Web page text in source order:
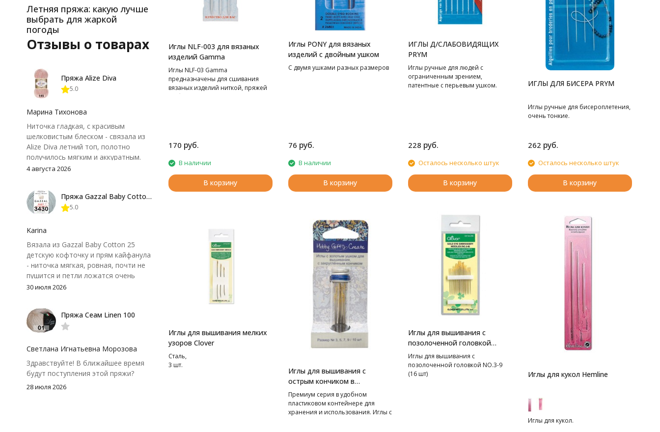
Иглы NLF-003 для вязаных
изделий Gamma
Иглы NLF-03 Gamma
предназначены для сшивания
вязаных изделий ниткой, пряжей
любой толщины. Специальное
в использовании за счет
закругленного кончика.
В набор входят: 8, 9.2, 10.9 см.
170 руб.
В наличии
В корзину
Иглы PONY для вязаных
изделий с двойным ушком
С двумя ушками разных размеров
76 руб.
В наличии
В корзину
ИГЛЫ Д/СЛАБОВИДЯЩИХ
PRYM
Иглы ручные для людей с
ограниченным зрением,
патентные с перьевым ушком.
228 руб.
Осталось несколько штук
В корзину
ИГЛЫ ДЛЯ БИСЕРА PRYM
Иглы ручные для бисероплетения,
очень тонкие.
262 руб.
Осталось несколько штук
В корзину
Иглы для вышивания мелких
узоров Clover
Сталь,
3 шт.
Иглы для вышивания с
острым кончиком в
пластиковом контейнере
Премиум серия в удобном
пластиковом контейнере для
хранения и использования. Иглы с
Иглы для вышивания с
позолоченной головкой
Clover
Иглы для вышивания с
позолоченной головкой NO.3-9
(16 шт)
Иглы для кукол Hemline
Иглы для кукол.
Летняя пряжа: какую лучше
выбрать для жаркой
погоды
Отзывы о товарах
Пряжа Alize Diva
5.0
Марина Тихонова
Ниточка гладкая, с красивым
шелковистым блеском - связала из
Alize Diva летний топ, полотно
получилось мягким и аккуратным.
Петли хорошо видны, вяжется
нюанс - пряжа немного скользит и
иногда расслаивается, пришлось
крючок поудобнее.
4 августа 2026
Пряжа Gazzal Baby Cotton 25
5.0
Karina
Вязала из Gazzal Baby Cotton 25
детскую кофточку и прям кайфанула
- ниточка мягкая, ровная, почти не
пушится и петли ложатся очень
аккуратно. После стирки полотно
потеряло, цвет тоже не стал
тусклее. Единственный нюанс -
моточки маленькие, расход лучше
чуть-чуть не хватило))
30 июля 2026
Пряжа Сеам Linen 100
Светлана Игнатьевна Морозова
Здравствуйте! В ближайшее время
будут поступления этой пряжи?
28 июля 2026